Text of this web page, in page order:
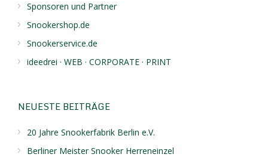
Sponsoren und Partner
Snookershop.de
Snookerservice.de
ideedrei · WEB · CORPORATE · PRINT
NEUESTE BEITRÄGE
20 Jahre Snookerfabrik Berlin e.V.
Berliner Meister Snooker Herreneinzel